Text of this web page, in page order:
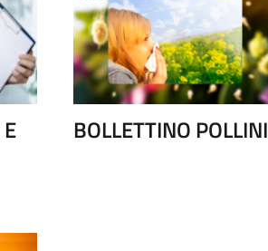
- 116117
BOLLETTINO POLLINI